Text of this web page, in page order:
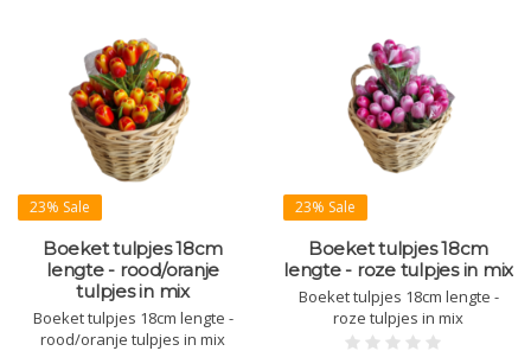
23% Sale
Boeket tulpjes 18cm
lengte - rood/oranje
tulpjes in mix
Boeket tulpjes 18cm lengte -
rood/oranje tulpjes in mix
23% Sale
Boeket tulpjes 18cm
lengte - roze tulpjes in mix
Boeket tulpjes 18cm lengte -
roze tulpjes in mix